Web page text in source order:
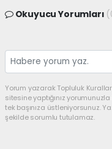
Okuyucu Yorumları
Yorum yazarak Topluluk
sitesine yaptığınız
tek başınıza üstleniyorsunuz.
şekilde sorumlu tutulamaz.